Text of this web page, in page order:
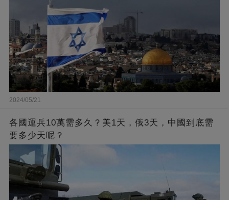
2024/05/21
各國運兵10萬需多久？美1天，俄3天，中國到底需
要多少天呢？